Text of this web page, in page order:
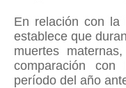
En relación con la
establece que
muertes
comparación
período del año